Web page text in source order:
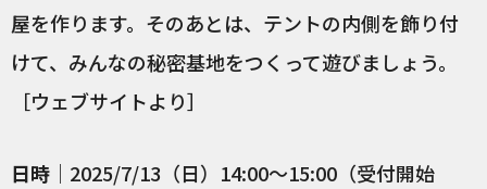
屋を作ります。そのあとは、テントの内側を飾り付
けて、みんなの秘密基地をつくって遊びましょう。
［ウェブサイトより］
日時 ｜2025/7/13（日）14:00〜15:00（受付開始